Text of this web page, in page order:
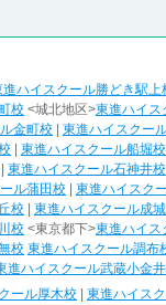
進ハイスクール勝どき駅上
校 <城北地区>東進ハイス
金町校 東進ハイスクー
東進ハイスクール船堀校
東進ハイスクール石神井校
ル蒲田校 東進ハイスク
校 東進ハイスクール成
校 <東京都下>東進ハイス
校 東進ハイスクール調布
進ハイスクール武蔵小金
ール厚木校 東進ハイス